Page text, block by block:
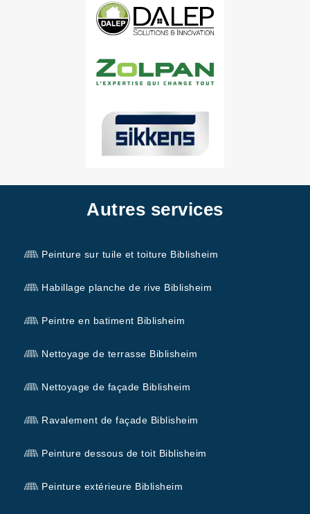
Autres services
Peinture sur tuile et toiture Biblisheim
Habillage planche de rive Biblisheim
Peintre en batiment Biblisheim
Nettoyage de terrasse Biblisheim
Nettoyage de façade Biblisheim
Ravalement de façade Biblisheim
Peinture dessous de toit Biblisheim
Peinture extérieure Biblisheim